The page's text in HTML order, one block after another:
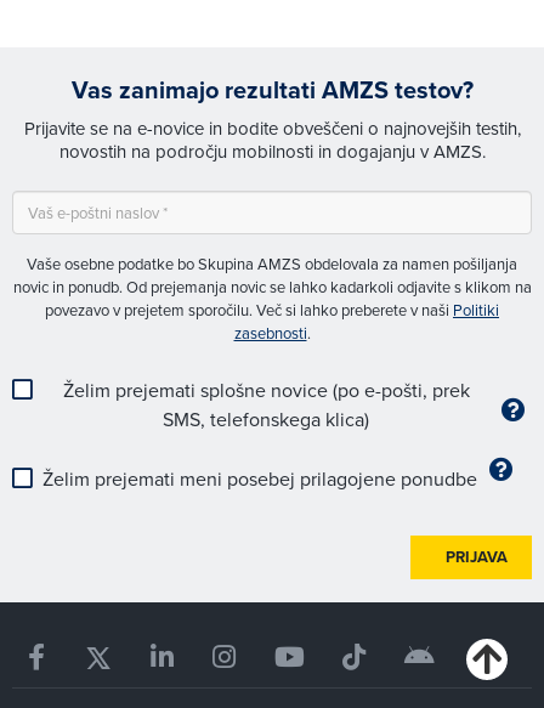
Vas zanimajo rezultati AMZS testov?
Prijavite se na e-novice in bodite obveščeni o najnovejših testih,
novostih na področju mobilnosti in dogajanju v AMZS.
Vaše osebne podatke bo Skupina AMZS obdelovala za namen pošiljanja
novic in ponudb. Od prejemanja novic se lahko kadarkoli odjavite s klikom na
povezavo v prejetem sporočilu. Več si lahko preberete v naši Politiki
zasebnosti.
Želim prejemati splošne novice (po e-pošti, prek
SMS, telefonskega klica)
Želim prejemati meni posebej prilagojene ponudbe
PRIJAVA